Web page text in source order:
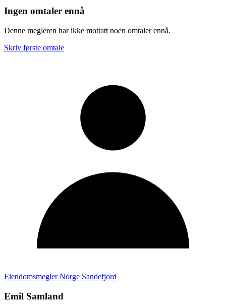
Ingen omtaler ennå
Denne megleren har ikke mottatt noen omtaler ennå.
Skriv første omtale
Eiendomsmegler Norge Sandefjord
Emil Samland